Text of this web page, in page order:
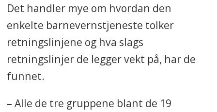
Det handler mye om hvordan den
enkelte barnevernstjeneste tolker
retningslinjene og hva slags
retningslinjer de legger vekt på, har de
funnet.
– Alle de tre gruppene blant de 19